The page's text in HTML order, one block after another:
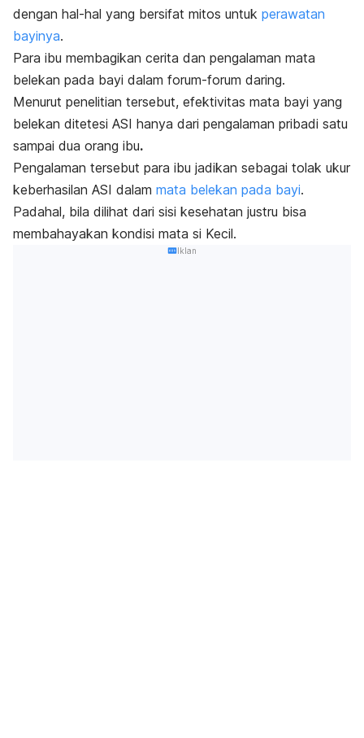
dengan hal-hal yang bersifat mitos untuk perawatan
bayinya.
Para ibu membagikan cerita dan pengalaman mata
belekan pada bayi dalam forum-forum daring.
Menurut penelitian tersebut, efektivitas mata bayi yang
belekan ditetesi ASI hanya dari pengalaman pribadi satu
sampai dua orang ibu.
Pengalaman tersebut para ibu jadikan sebagai tolak ukur
keberhasilan ASI dalam mata belekan pada bayi.
Padahal, bila dilihat dari sisi kesehatan justru bisa
membahayakan kondisi mata si Kecil.
Iklan